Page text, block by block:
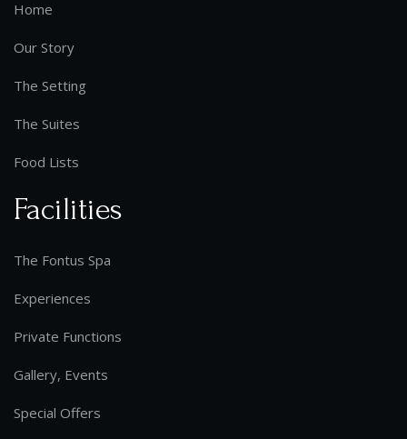
Home
Our Story
The Setting
The Suites
Food Lists
Facilities
The Fontus Spa
Experiences
Private Functions
Gallery, Events
Special Offers